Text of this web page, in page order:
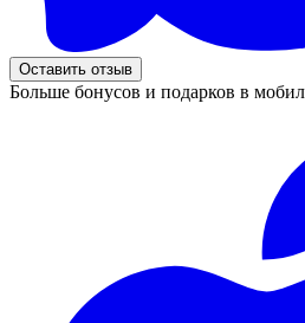
Оставить отзыв
Больше бонусов и подарков в